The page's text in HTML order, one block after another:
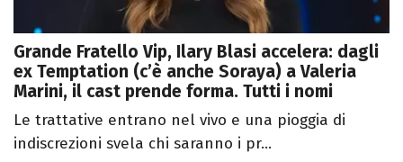
Grande Fratello Vip, Ilary Blasi accelera: dagli
ex Temptation (c’è anche Soraya) a Valeria
Marini, il cast prende forma. Tutti i nomi
Le trattative entrano nel vivo e una pioggia di
indiscrezioni svela chi saranno i pr...